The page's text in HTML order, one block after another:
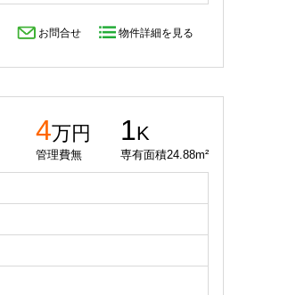
お問合せ 物件詳細を見る
4万円
管理費無
1K
専有面積24.88m²